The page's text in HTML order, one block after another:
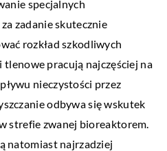
specjalnych
zadanie skutecznie
rozkład szkodliwych
pracują najczęściej na
nieczystości przez
odbywa się wskutek
strefie zwanej bioreaktorem.
natomiast najrzadziej